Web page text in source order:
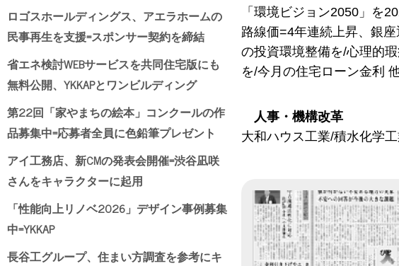
「環境ビジョン2050」を
路線価=4年連続上昇、銀
の投資環境整備を/心理的
を/今月の住宅ローン金利
人事・機構改革
大和ハウス工業/積水化学
ロゴスホールディングス、アエラホームの
民事再生を支援=スポンサー契約を締結
省エネ検討WEBサービスを共同住宅版にも
無料公開、YKKAPとワンビルディング
第22回「家やまちの絵本」コンクールの作
品募集中=応募者全員に色鉛筆プレゼント
アイ工務店、新CMの発表会開催=渋谷凪咲
さんをキャラクターに起用
「性能向上リノベ2026」デザイン事例募集
中=YKKAP
長谷工グループ、住まい方調査を参考にキ